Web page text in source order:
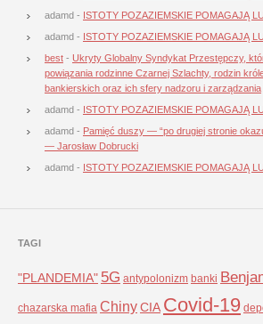
adamd - ISTOTY POZAZIEMSKIE POMAGAJĄ
adamd - ISTOTY POZAZIEMSKIE POMAGAJĄ
best - Ukryty Globalny Syndykat Przestępczy,
powiązania rodzinne Czarnej Szlachty, rodzin
bankierskich oraz ich sfery nadzoru i zarządzania
adamd - ISTOTY POZAZIEMSKIE POMAGAJĄ
adamd - Pamięć duszy — “po drugiej stronie
— Jarosław Dobrucki
adamd - ISTOTY POZAZIEMSKIE POMAGAJĄ
TAGI
"PLANDEMIA" 5G antypolonizm banki
chazarska mafia ChinyCIA Covid-19